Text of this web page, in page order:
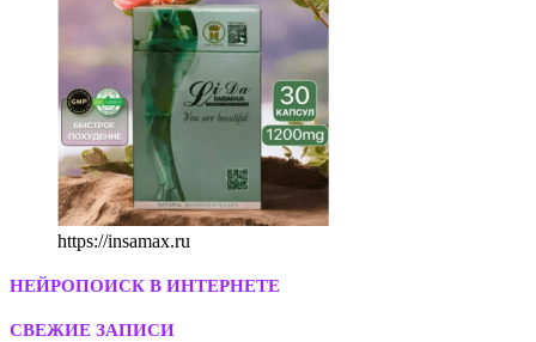
https://insamax.ru
НЕЙРОПОИСК В ИНТЕРНЕТЕ
СВЕЖИЕ ЗАПИСИ